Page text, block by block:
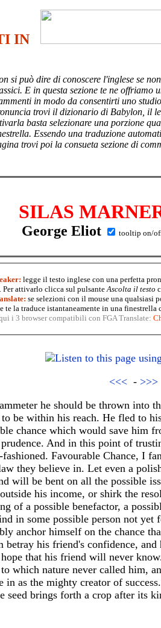
IN
si può dire di conoscere l'inglese se
E in questa sezione te ne offriamo
in modo da consentirti uno
trovi il dizionario di Babylon, il
basta selezionare una porzione
Essendo una traduzione
trovi poi la consueta sezione di
SILAS
George Eliot tooltip on/
legge il testo inglese con una perfetta
Per attivarlo clicca sul pulsanteAscolta il testo
se selezioni con il mouse una qualsiasi
te la traduce istantaneamente in una finestrella
i 3 browser compatibili con FGA Translate:
<<< - >>>
he should be thrown into
to be within his reach. He fled to
chance which would save him
And in this point of
Favourable Chance, I
they believe in. Let even a
will be bent on all the possible
his income, or shirk the
of a possible benefactor, a
in some possible person not
anchor himself on the chance
betray his friend's confidence,
that his friend will never
which nature never called him,
as the mighty creator of
seed brings forth a crop after its